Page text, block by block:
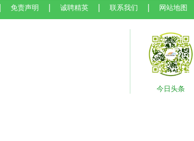
免责声明 诚聘精英 联系我们 网站地图
今日头条